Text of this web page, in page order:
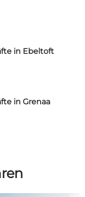
in Ebeltoft
in Grenaa